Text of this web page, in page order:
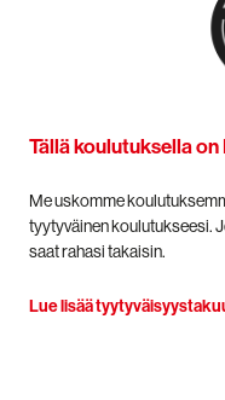
Tällä koulutuksella
Me uskomme
tyytyväinen koulutukseesi.
saat rahasi takaisin.
Lue lisää